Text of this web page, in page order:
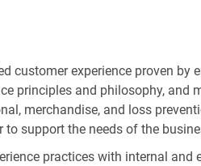
customer experience proven by
principles and philosophy, and
merchandise, and loss
support the needs of the
practices with internal and